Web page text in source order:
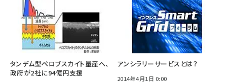
タンデム型ペロブスカイト量産へ、
政府が2社に94億円支援
アンシラリーサービスとは？
2014年4月1日 0:00